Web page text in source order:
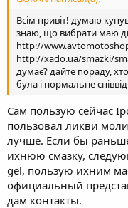
Всім привіт! думаю
знаю, що вибрати маю
http://
http://xado.ua/smazki/
думає? дайте пораду,
була і нормальне
Сам пользую сейчас
пользовал ликви
лучше. Если бы
ихнюю смазку,
gel, пользую ихним
официальный
дам контакты.